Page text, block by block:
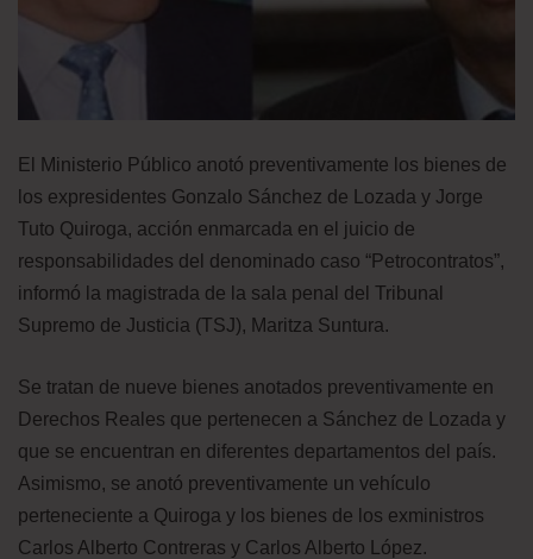
El Ministerio Público anotó preventivamente los bienes de
los expresidentes Gonzalo Sánchez de Lozada y Jorge
Tuto Quiroga, acción enmarcada en el juicio de
responsabilidades del denominado caso “Petrocontratos”,
informó la magistrada de la sala penal del Tribunal
Supremo de Justicia (TSJ), Maritza Suntura.
Se tratan de nueve bienes anotados preventivamente en
Derechos Reales que pertenecen a Sánchez de Lozada y
que se encuentran en diferentes departamentos del país.
Asimismo, se anotó preventivamente un vehículo
perteneciente a Quiroga y los bienes de los exministros
Carlos Alberto Contreras y Carlos Alberto López.